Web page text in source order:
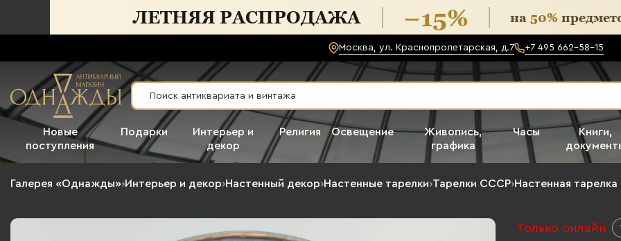
Москва, ул. Краснопролетарская, д.7 +7 495 662-58-15
Новые
поступления
Подарки
Интерьер и
декор
Религия Освещение
Живопись,
графика
Часы
Книги,
Галерея «Однажды»›Интерьер и декор›Настенный декор›Настенные тарелки›Тарелки СССР›Настенная
Только онлайн